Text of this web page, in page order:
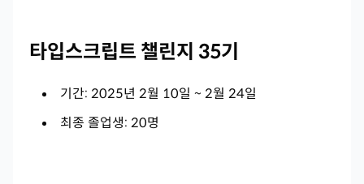
타입스크립트 챌린지 35기
기간: 2025년 2월 10일 ~ 2월 24일
최종 졸업생: 20명